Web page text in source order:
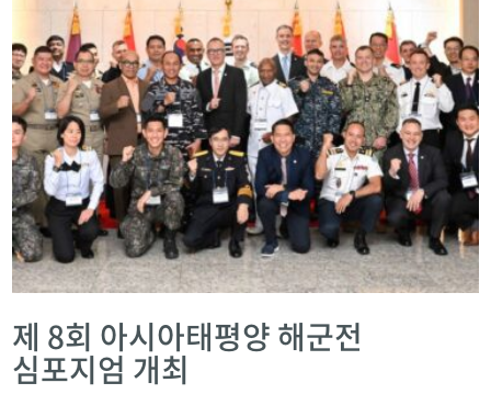
제 8회 아시아태평양 해군전
심포지엄 개최